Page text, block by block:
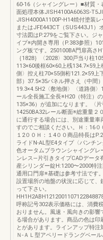
60-16（シャイングレー）■材
面処理本体JISH4100A6063S-
JISH4000A1100P-H14焼付塗装
またはJFE443CT（SUS443J1）
寸法図はP.279をご覧下さい。ジ
イプ※内開き専用（P.383参照）
ング板です。250100BA門扉高さ
｛1828｝〈2028〉300戸当り柱
113×60後框60×60上桟134.7×59
側〉控え柱70×55側桁121.2×59上
部）37.5×35パネル押さえ（中間
19.3×4.5H2〈敷地側〉〈道路側
ール全長施工全長※H20（特注）
135×36）が追加になります。〈
14250BA32レール断面※総重量２
に通行する場合には、別途重量車
すのでご相談ください。Ｈ：16０
１2００Ｈ：１4００商品特長は
ライドN-AL型E4タイプ〈パンチ
色オータムブラウンシャイングレ
ンレス―片引きタイプCADデータ
産シリンダー錠H:1200〜2000特
通用口門扉※基礎は参考寸法です
設置場所の地盤の状況に応じて
って下さい。
呼称記号302表示価格には、消費
おりません。風速・風向きの影
る場合があります。商品の色は印
とがあります。ラインアップ特
Ｎ-ＡＬ型アペリードラングベー